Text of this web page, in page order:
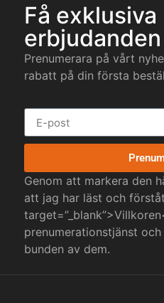
Få exklusiva
erbjudanden
Prenumerara på vårt
rabatt på din första
Genom att markera den
att jag har läst och
prenumerationstjänst
bunden av dem.